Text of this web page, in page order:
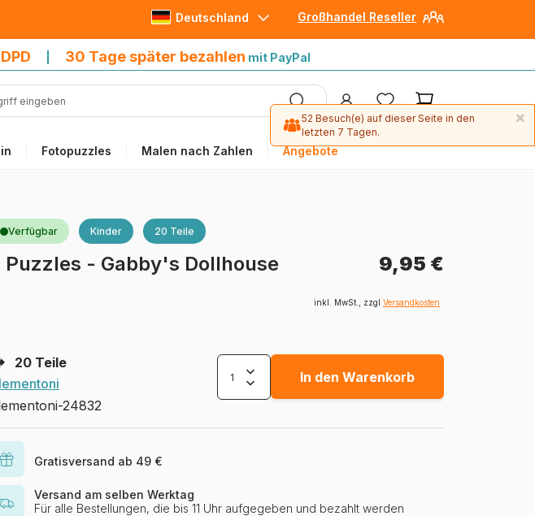
Großhandel Reseller
Deutschland
30 Tage später bezahlen mit PayPal
Fotopuzzles Malen nach Zahlen Angebote
Verfügbar Kinder 20 Teile
Puzzles - Gabby's Dollhouse 9,95 €
inkl. MwSt., zzgl Versandkosten
20 Teile
24832
In den Warenkorb
Gratisversand ab 49 €
Versand am selben Werktag
Für alle Bestellungen, die bis 11 Uhr aufgegeben und bezahlt werden
×
52 Besuch(e) auf dieser Seite in den
letzten 7 Tagen.